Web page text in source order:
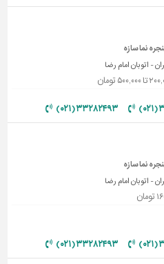
نما سازه
- اتوبان امام رضا
۳۳۲۸۲۴۹۳ (۰۲۱)
نما سازه
- اتوبان امام رضا
۳۳۲۸۲۴۹۳ (۰۲۱)